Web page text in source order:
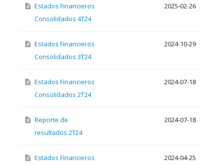
Estados Financieros
Consolidados 4T24
2025-02-26
Estados Financieros
Consolidados 3T24
2024-10-29
Estados Financieros
Consolidados 2T24
2024-07-18
Reporte de
resultados 2T24
2024-07-18
Estados Financieros
2024-04-25